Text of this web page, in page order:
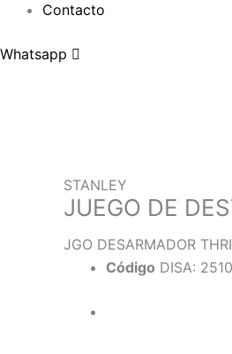
Contacto
Whatsapp
STANLEY
JUEGO DE
JGO DESARMADOR
Código DISA: